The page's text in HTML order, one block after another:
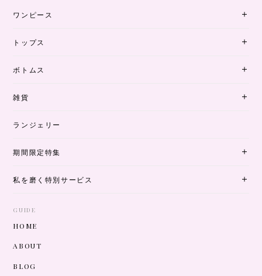
ワンピース
トップス
ボトムス
雑貨
ランジェリー
期間限定特集
私を磨く特別サービス
GUIDE
HOME
ABOUT
BLOG